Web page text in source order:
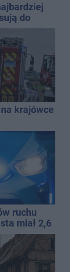
do
krajówce
ruchu
miał 2,6